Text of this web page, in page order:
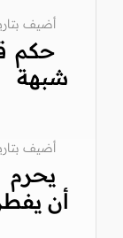
أضيف بتاريخ: 08-
حكم
شبهة
أضيف بتاريخ: 23-
أن